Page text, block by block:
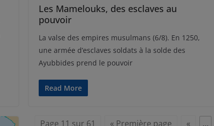
Les Mamelouks, des esclaves au
pouvoir
La valse des empires musulmans (6/8). En 1250,
une armée d’esclaves soldats à la solde des
Ayubbides prend le pouvoir
Read More
Page 11 sur 61 « Première page « …